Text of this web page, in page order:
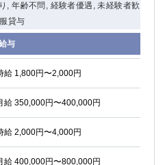
, 年齢不問, 経験者優遇, 未経験者歓
貸与
与
給 1,800円〜2,000円
給 350,000円〜400,000円
給 2,000円〜4,000円
給 400,000円〜800,000円
越谷
越
浦和
谷
浦和（西口）
口